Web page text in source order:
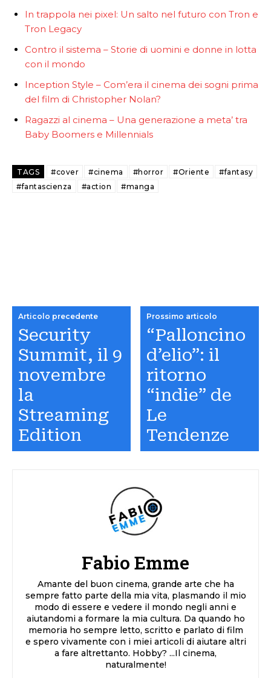
In trappola nei pixel: Un salto nel futuro con Tron e
Tron Legacy
Contro il sistema – Storie di uomini e donne in lotta
con il mondo
Inception Style – Com’era il cinema dei sogni prima
del film di Christopher Nolan?
Ragazzi al cinema – Una generazione a meta’ tra
Baby Boomers e Millennials
TAGS #cover #cinema #horror #Oriente
#fantasy
#fantascienza
#action #manga
Articolo precedente
Security
Summit, il 9
novembre
la
Streaming
Edition
Prossimo articolo
“Palloncino
d’elio”: il
ritorno
“indie” de
Le
Tendenze
Fabio Emme
Amante del buon cinema, grande arte che ha
sempre fatto parte della mia vita, plasmando il mio
modo di essere e vedere il mondo negli anni e
aiutandomi a formare la mia cultura. Da quando ho
memoria ho sempre letto, scritto e parlato di film
e spero vivamente con i miei articoli di aiutare altri
a fare altrettanto. Hobby? ...Il cinema,
naturalmente!